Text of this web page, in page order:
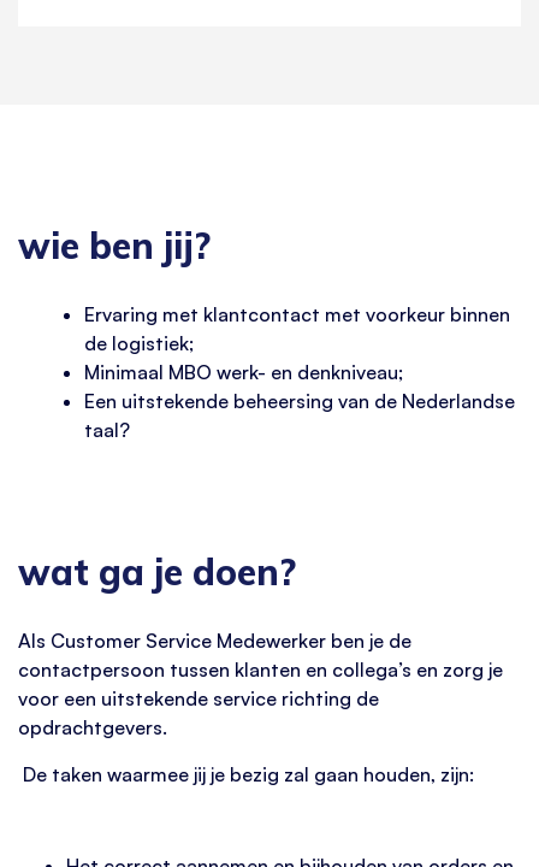
wie ben jij?
Ervaring met klantcontact met voorkeur binnen
de logistiek;
Minimaal MBO werk- en denkniveau;
Een uitstekende beheersing van de Nederlandse
taal?
wat ga je doen?
Als Customer Service Medewerker ben je de
contactpersoon tussen klanten en collega’s en zorg je
voor een uitstekende service richting de
opdrachtgevers.
De taken waarmee jij je bezig zal gaan houden, zijn: